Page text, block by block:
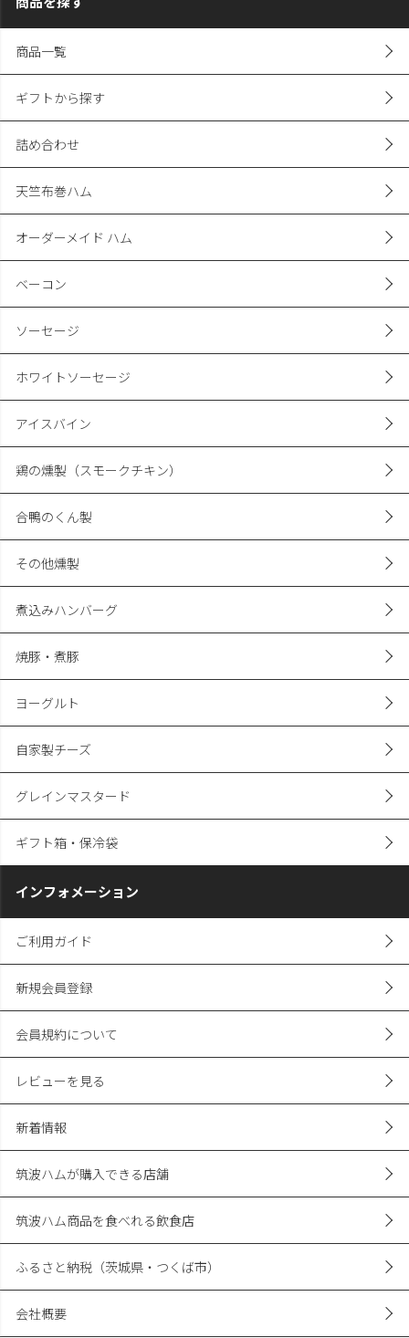
商品一覧
ギフトから探す
詰め合わせ
天竺布巻ハム
オーダーメイド ハム
ベーコン
ソーセージ
ホワイトソーセージ
アイスバイン
鶏の燻製（スモークチキン）
合鴨のくん製
その他燻製
煮込みハンバーグ
焼豚・煮豚
ヨーグルト
自家製チーズ
グレインマスタード
ギフト箱・保冷袋
インフォメーション
ご利用ガイド
新規会員登録
会員規約について
レビューを見る
新着情報
筑波ハムが購入できる店舗
筑波ハム商品を食べれる飲食店
ふるさと納税（茨城県・つくば市）
会社概要